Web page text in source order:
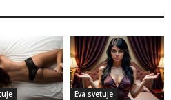
Eva svetuje